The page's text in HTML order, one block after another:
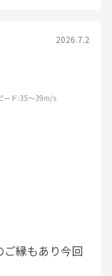
2026.7.2
ード:35～39m/s
縁もあり今回